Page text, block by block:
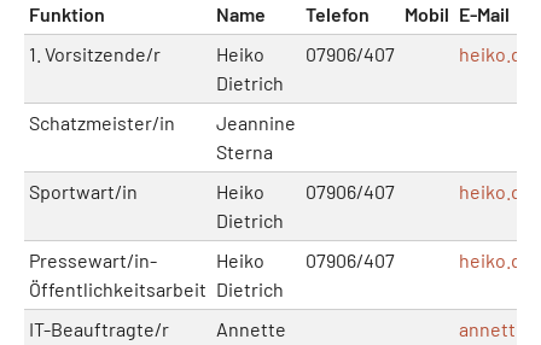
Funktion Name Telefon Mobil E-Mail
1. Vorsitzende/r
Heiko
Dietrich
07906/407
Schatzmeister/in
Jeannine
Sterna
Sportwart/in
Heiko
Dietrich
07906/407
Pressewart/in-
Öffentlichkeitsarbeit
Heiko
Dietrich
07906/407
IT-Beauftragte/r
Annette